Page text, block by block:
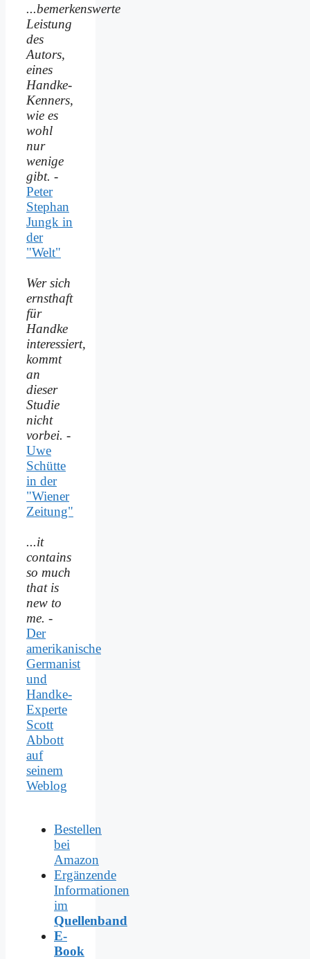
...bemerkenswerte
Leistung
des
Autors,
eines
Handke-
Kenners,
wie es
wohl
nur
wenige
gibt. -
Peter
Stephan
Jungk in
der
"Welt"
Wer sich
ernsthaft
für
Handke
interessiert,
kommt
an
dieser
Studie
nicht
vorbei. -
Uwe
Schütte
in der
"Wiener
Zeitung"
...it
contains
so much
that is
new to
me. -
Der
amerikanische
Germanist
und
Handke-
Experte
Scott
Abbott
auf
seinem
Weblog
Bestellen
bei
Amazon
Ergänzende
Informationen
im
Quellenband
E-
Book